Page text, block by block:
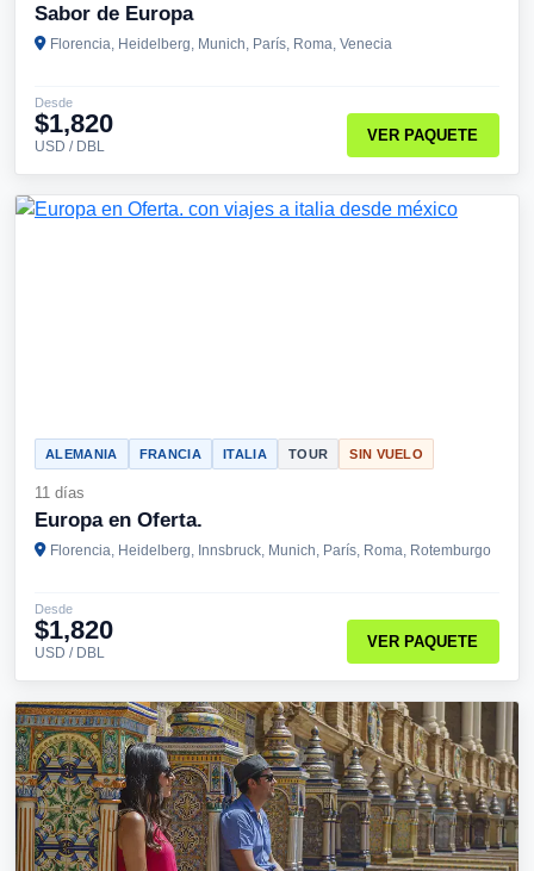
Sabor de Europa
Florencia, Heidelberg, Munich, París, Roma, Venecia
Desde
$1,820
USD / DBL
VER PAQUETE
ALEMANIA FRANCIA ITALIA TOUR SIN VUELO
11 días
Europa en Oferta.
Florencia, Heidelberg, Innsbruck, Munich, París, Roma, Rotemburgo
Desde
$1,820
USD / DBL
VER PAQUETE